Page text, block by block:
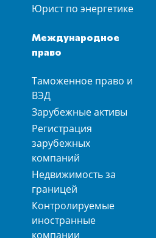
Юрист по энергетике
Международное
право
Таможенное право и
ВЭД
Зарубежные активы
Регистрация
зарубежных
компаний
Недвижимость за
границей
Контролируемые
иностранные
компании